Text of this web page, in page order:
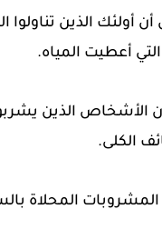
أولئك الذين
أعطيت المياه.
الأشخاص الذين
الكلى.
المشروبات المحلاة